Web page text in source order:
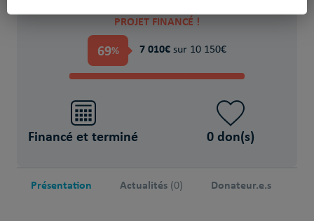
PROJET FINANCÉ !
69% 7 010€ sur 10 150€
Financé et terminé 0 don(s)
Présentation Actualités (0) Donateur.e.s